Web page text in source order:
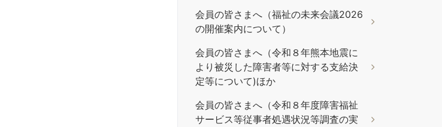
会員の皆さまへ（福祉の未来会議2026
の開催案内について）
会員の皆さまへ（令和８年熊本地震に
より被災した障害者等に対する支給決
定等について)ほか
会員の皆さまへ（令和８年度障害福祉
サービス等従事者処遇状況等調査の実